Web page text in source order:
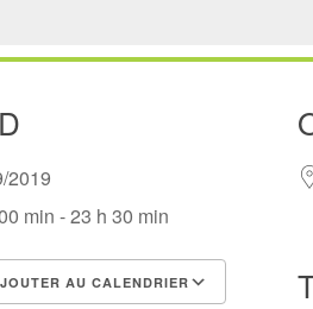
2019
min - 23 h 30 min
AU CALENDRIER